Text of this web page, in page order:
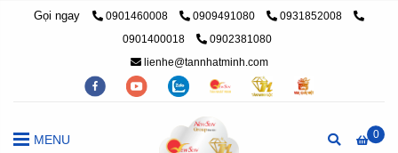
Gọi ngay 0901460008 0909491080
0931852008
0901400018
0902381080
lienhe@tannhatminh.com
0
MENU